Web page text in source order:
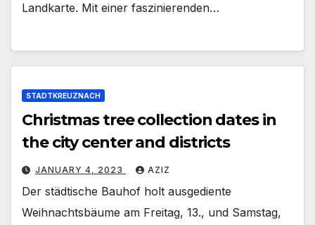
Landkarte. Mit einer faszinierenden…
STADTKREUZNACH
Christmas tree collection dates in
the city center and districts
JANUARY 4, 2023 AZIZ
Der städtische Bauhof holt ausgediente
Weihnachtsbäume am Freitag, 13., und Samstag,